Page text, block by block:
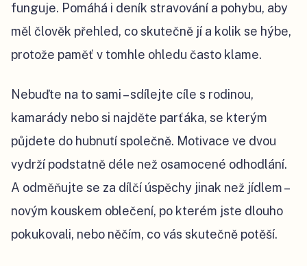
funguje. Pomáhá i deník stravování a pohybu, aby
měl člověk přehled, co skutečně jí a kolik se hýbe,
protože paměť v tomhle ohledu často klame.
Nebuďte na to sami – sdílejte cíle s rodinou,
kamarády nebo si najděte parťáka, se kterým
půjdete do hubnutí společně. Motivace ve dvou
vydrží podstatně déle než osamocené odhodlání.
A odměňujte se za dílčí úspěchy jinak než jídlem –
novým kouskem oblečení, po kterém jste dlouho
pokukovali, nebo něčím, co vás skutečně potěší.